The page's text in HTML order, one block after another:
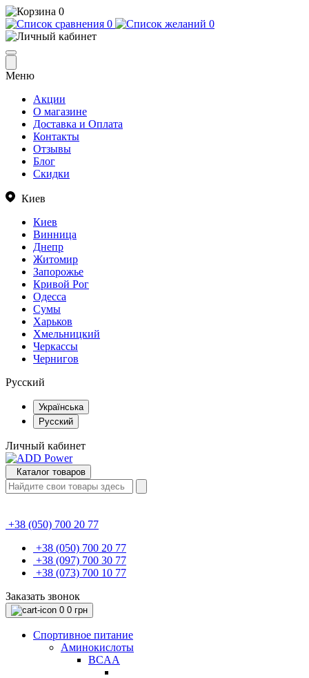
0
0
0
Меню
Акции
О магазине
Доставка и Оплата
Контакты
Отзывы
Блог
Скидки
Киев
Киев
Винница
Днепр
Житомир
Запорожье
Кривой Рог
Одесса
Сумы
Харьков
Хмельницкий
Черкассы
Чернигов
Русский
Українська
Русский
Личный кабинет
Каталог товаров
+38 (050) 700 20 77
+38 (050) 700 20 77
+38 (097) 700 30 77
+38 (073) 700 10 77
Заказать звонок
0 0 грн
Спортивное питание
Аминокислоты
BCAA